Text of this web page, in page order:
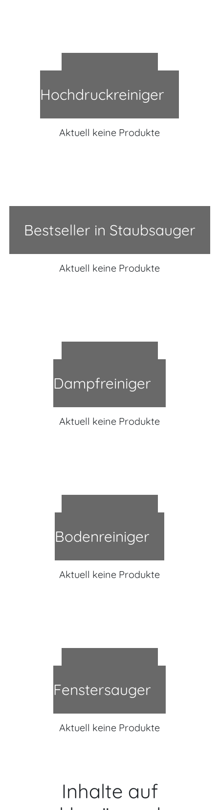
Hochdruckreiniger
Aktuell keine Produkte
Bestseller in Staubsauger
Aktuell keine Produkte
Dampfreiniger
Aktuell keine Produkte
Bodenreiniger
Aktuell keine Produkte
Fenstersauger
Aktuell keine Produkte
Inhalte auf